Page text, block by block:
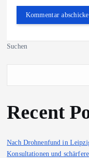
Suchen
Recent
Nach Drohnenfund in
Konsultationen und